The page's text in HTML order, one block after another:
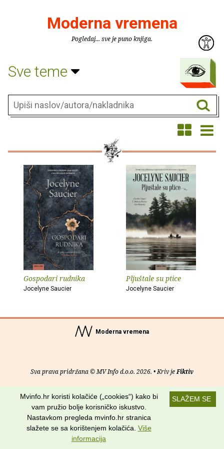
Moderna vremena
Pogledaj... sve je puno knjiga.
Sve teme
Gospodari rudnika
Jocelyne Saucier
Pljuštale su ptice
Jocelyne Saucier
Moderna vremena
Sva prava pridržana © MV Info d.o.o. 2026. • Kriv jeFiktiv
RSS kanali
Potraži nas na:
SLAŽEM SE
Mvinfo.hr koristi kolačiće („cookies“) kako bi
vam pružio bolje korisničko iskustvo.
Nastavkom pregleda mvinfo.hr stranica
slažete se sa korištenjem kolačića. Više
informacija